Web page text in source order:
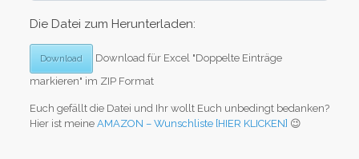
Die Datei zum Herunterladen:
Download
Download für Excel "Doppelte Einträge
markieren" im ZIP Format
Euch gefällt die Datei und Ihr wollt Euch unbedingt bedanken?
Hier ist meine AMAZON – Wunschliste [HIER KLICKEN] 😉